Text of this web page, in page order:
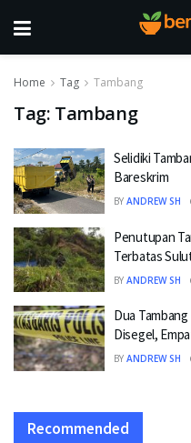
Home Tag Tambang
Tag: Tambang
Selidiki
Bareskrim
BY ANDREW SH
Penutupan
Terbatas
BY ANDREW SH
Dua
Disegel,
BY ANDREW SH
Recommended